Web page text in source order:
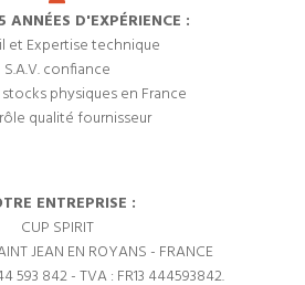
ANNÉES D'EXPÉRIENCE :
et Expertise technique
S.A.V. confiance
physiques en France
qualité fournisseur
ENTREPRISE :
CUP SPIRIT
JEAN EN ROYANS - FRANCE
593 842 - TVA : FR13 444593842.